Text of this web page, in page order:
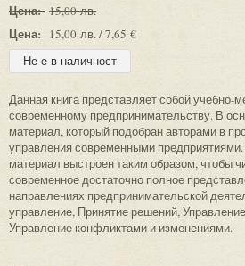
Цена: 15,00 лв.
Цена: 15,00 лв. / 7,65 €
Данная книга представляет собой учебно-
современному предпринимательству. В
материал, который подобран авторами в
управления современными
материал выстроен таким образом, чтобы
современное достаточно полное
направлениях предпринимательской
управление, Принятие решений,
Управление конфликтами и изменениями.